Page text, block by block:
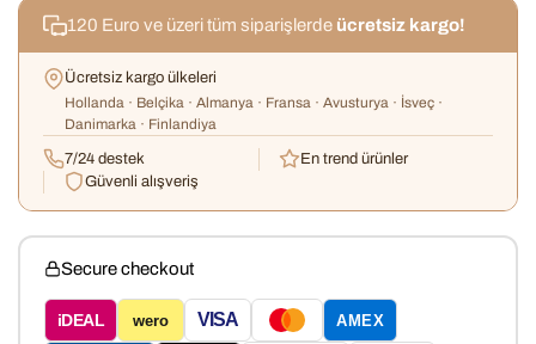
120 Euro ve üzeri tüm siparişlerde ücretsiz kargo!
Ücretsiz kargo ülkeleri
Hollanda · Belçika · Almanya · Fransa · Avusturya · İsveç ·
Danimarka · Finlandiya
7/24 destek
En trend ürünler
Güvenli alışveriş
Secure checkout
iDEAL wero VISA AMEX